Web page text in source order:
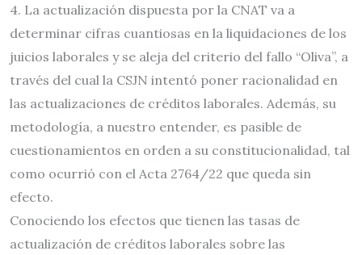
4. La actualización dispuesta por la CNAT va a
determinar cifras cuantiosas en la liquidaciones de los
juicios laborales y se aleja del criterio del fallo “Oliva”, a
través del cual la CSJN intentó poner racionalidad en
las actualizaciones de créditos laborales. Además, su
metodología, a nuestro entender, es pasible de
cuestionamientos en orden a su constitucionalidad, tal
como ocurrió con el Acta 2764/22 que queda sin
efecto.
Conociendo los efectos que tienen las tasas de
actualización de créditos laborales sobre las